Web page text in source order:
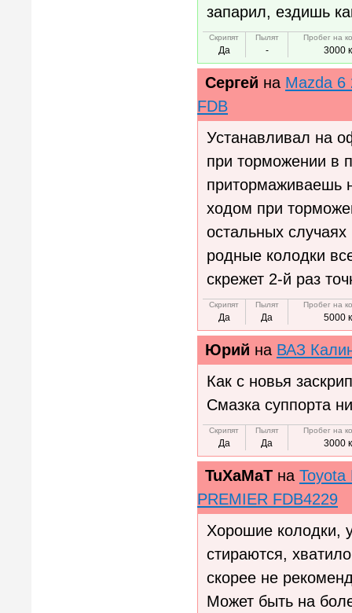
запарил, ездишь
Скрипят
Да
Пылят
-
Пробег на
3000
Сергей на Mazda 6
FDB
Устанавливал на
при торможении в
притормаживаешь
ходом при
остальных
родные колодки
скрежет 2-й раз
Скрипят
Да
Пылят
Да
Пробег на
5000
Юрий на ВАЗ
Как с новья
Смазка суппорта
Скрипят
Да
Пылят
Да
Пробег на
3000
TuXaMaT на Toyota
PREMIER FDB4229
Хорошие колодки,
стираются,
скорее не
Может быть на